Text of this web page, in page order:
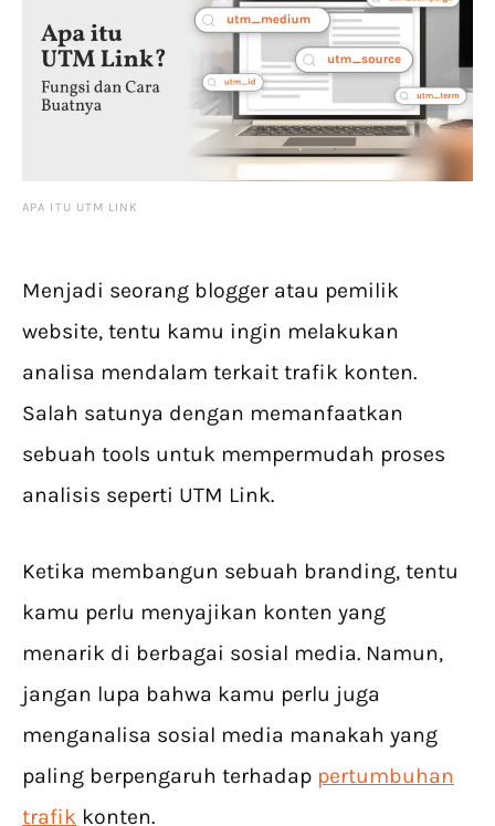
APA ITU UTM LINK
Menjadi seorang blogger atau pemilik
website, tentu kamu ingin melakukan
analisa mendalam terkait trafik konten.
Salah satunya dengan memanfaatkan
sebuah tools untuk mempermudah proses
analisis seperti UTM Link.
Ketika membangun sebuah branding, tentu
kamu perlu menyajikan konten yang
menarik di berbagai sosial media. Namun,
jangan lupa bahwa kamu perlu juga
menganalisa sosial media manakah yang
paling berpengaruh terhadap pertumbuhan
trafik konten.